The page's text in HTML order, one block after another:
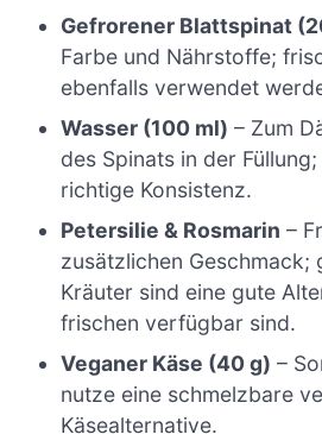
Gefrorener Blattspinat
Farbe und Nährstoffe;
ebenfalls verwendet
Wasser (100 ml) – Zum
des Spinats in der
richtige Konsistenz.
Petersilie & Rosmarin –
zusätzlichen Geschmack;
Kräuter sind eine gute
frischen verfügbar sind.
Veganer Käse (40 g) –
nutze eine schmelzbare
Käsealternative.